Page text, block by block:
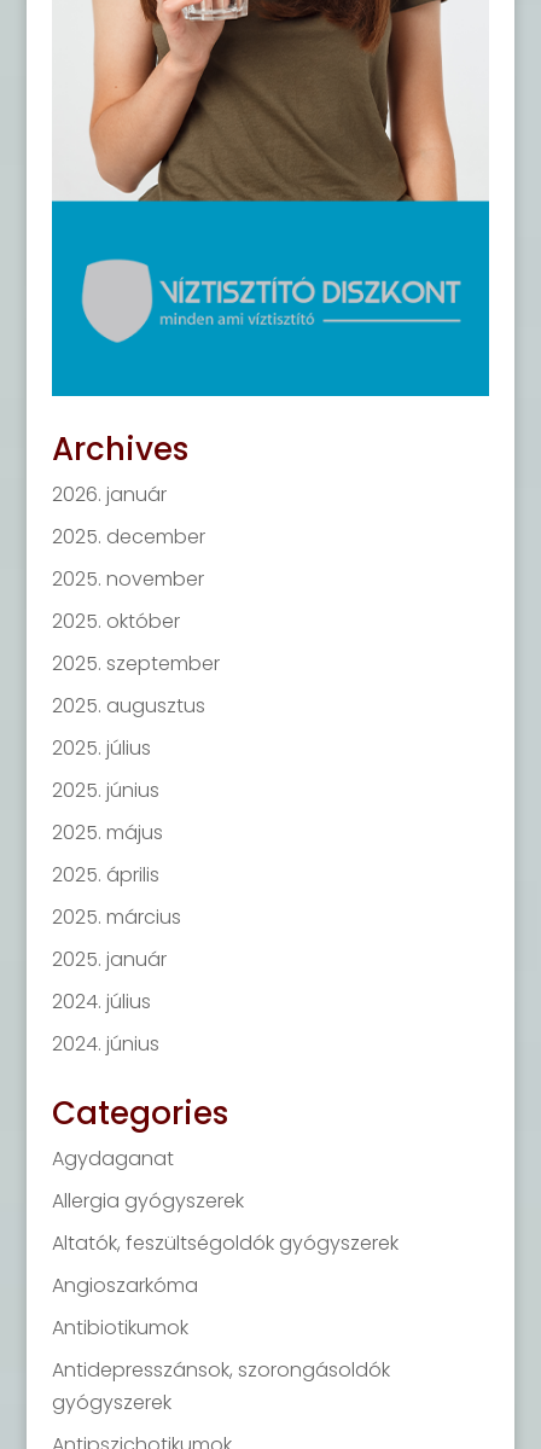
Archives
2026. január
2025. december
2025. november
2025. október
2025. szeptember
2025. augusztus
2025. július
2025. június
2025. május
2025. április
2025. március
2025. január
2024. július
2024. június
Categories
Agydaganat
Allergia gyógyszerek
Altatók, feszültségoldók gyógyszerek
Angioszarkóma
Antibiotikumok
Antidepresszánsok, szorongásoldók
gyógyszerek